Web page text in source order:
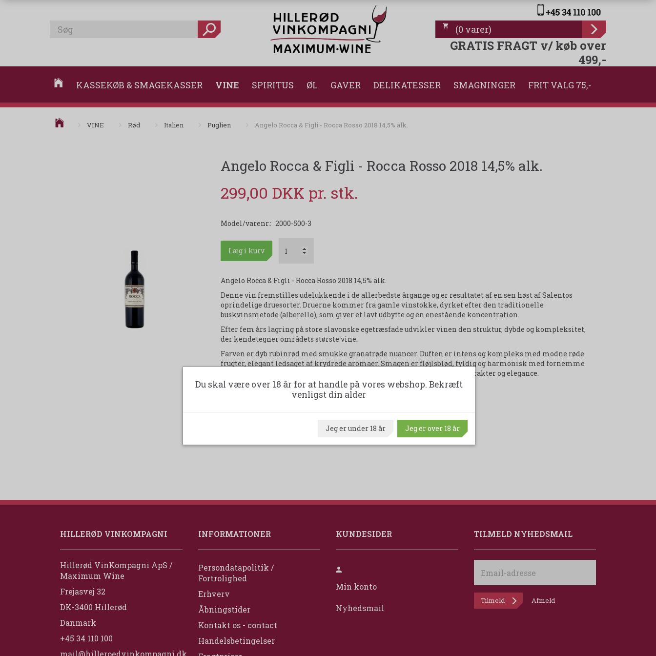
(0 varer)
GRATIS FRAGT v/ køb over
499,-
KASSEKØB & SMAGEKASSER VINE SPIRITUS ØL GAVER DELIKATESSER SMAGNINGER FRIT VALG 75,-
VINE Rød Italien Puglien Angelo Rocca & Figli - Rocca Rosso 2018 14,5% alk.
Angelo Rocca & Figli - Rocca Rosso 2018 14,5% alk.
299,00 DKK
Model/varenr.: 2000-500-3
Læg i kurv
Angelo Rocca & Figli - Rocca Rosso 2018 14,5% alk.
Denne vin fremstilles udelukkende i de allerbedste årgange og er resultatet af en sen høst af Salentos
oprindelige druesorter. Druerne kommer fra gamle vinstokke, dyrket efter den traditionelle
buskvinsmetode (alberello), som giver et lavt udbytte og en enestående koncentration.
Efter fem års lagring på store slavonske egetræsfade udvikler vinen den struktur, dybde og kompleksitet,
der kendetegner områdets største vine.
Farven er dyb rubinrød med smukke granatrøde nuancer. Duften er intens og kompleks med modne røde
frugter, elegant ledsaget af krydrede aromaer. Smagen er fløjlsblød, fyldig og harmonisk med fornemme
tanniner og en imponerende lang eftersmag, der understreger vinens karakter og elegance.
Udskriv produktark
HILLERØD VINKOMPAGNI
Hillerød VinKompagni ApS /
Maximum Wine
Frejasvej 32
DK-3400 Hillerød
Danmark
+45 34 110 100
mail@hilleroedvinkompagni.dk
INFORMATIONER
Persondatapolitik /
Fortrolighed
Erhverv
Åbningstider
Kontakt os - contact
Handelsbetingelser
KUNDESIDER
Min konto
Nyhedsmail
TILMELD NYHEDSMAIL
adresse
Tilmeld Afmeld
Du skal være over 18 år for at handle på vores webshop. Bekræft
venligst din alder
Jeg er under 18 år Jeg er over 18 år